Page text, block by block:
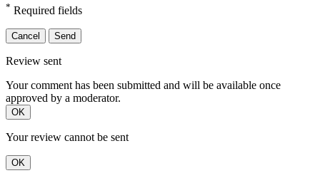
* Required fields
Cancel Send
Review sent
Your comment has been submitted and will be available once
approved by a moderator.
OK
Your review cannot be sent
OK